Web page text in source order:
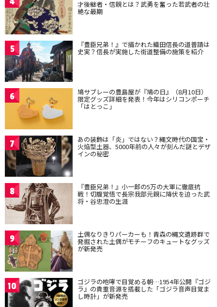
才後継者・信親とは？武勇を奮った若武者の壮
絶な最期
5 『豊臣兄弟！』で描かれた織田信長の道普請は
史実？信長が実施した街道整備の施策を紹介
6 鳩サブレーの豊島屋が『鳩の日』（8月10日）
限定グッズ詳細を発表！今年はシリコンポーチ
「はとっこ」
7 あの装飾は「炎」ではない？縄文時代の国宝・
火焔型土器、5000年前の人々が刻んだ謎とデザ
インの秘密
8 『豊臣兄弟！』小一郎の5万の大軍に徹底抗
戦！切腹覚悟で長宗我部元親に降伏を迫った武
将・谷忠澄の生涯
9 土偶なりきりパーカーも！青森の縄文遺跡群で
発掘された土偶がモチーフのキュートなグッズ
が新発売
10 ゴジラの咆哮で目覚める朝…1954年公開『ゴジ
ラ』の貴重音源を搭載した「ゴジラ音声目覚ま
し時計」が新発売